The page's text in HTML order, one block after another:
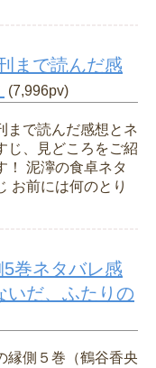
まで読んだ感
(7,996pv)
まで読んだ感想とネ
じ、見どころをご紹
！ 泥濘の食卓ネタ
お前には何のとり
巻ネタバレ感
いだ、ふたりの
縁側５巻（鶴谷香央